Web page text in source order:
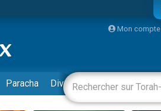
de violences...
les Enfants
Mon compte
Paracha Divertissements Livres